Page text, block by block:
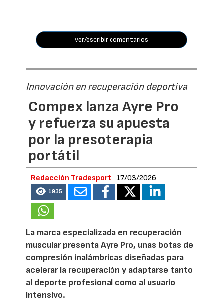
ver/escribir comentarios
Innovación en recuperación deportiva
Compex lanza Ayre Pro
y refuerza su apuesta
por la presoterapia
portátil
Redacción Tradesport 17/03/2026
1935
La marca especializada en recuperación
muscular presenta Ayre Pro, unas botas de
compresión inalámbricas diseñadas para
acelerar la recuperación y adaptarse tanto
al deporte profesional como al usuario
intensivo.